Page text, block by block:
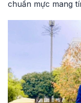
chuẩn mực mang